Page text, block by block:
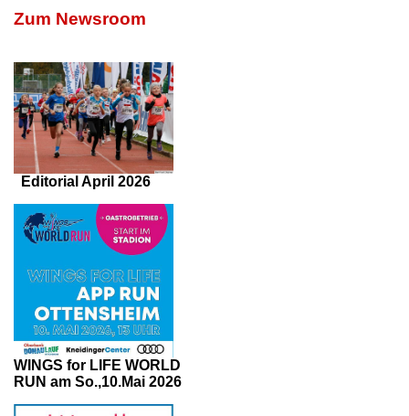
Zum Newsroom
Editorial April 2026
WINGS for LIFE WORLD
RUN am So.,10.Mai 2026